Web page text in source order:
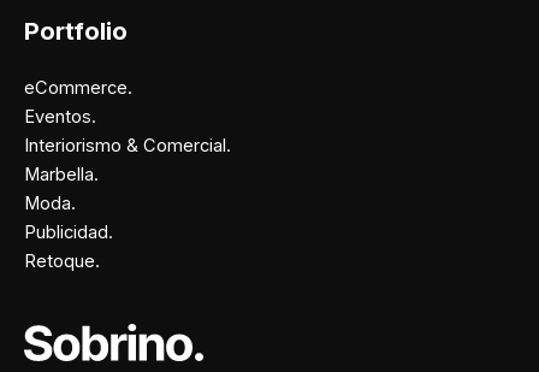
Portfolio
eCommerce.
Eventos.
Interiorismo & Comercial.
Marbella.
Moda.
Publicidad.
Retoque.